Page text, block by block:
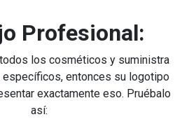
Profesional:
los cosméticos y suministra
entonces su logotipo
exactamente eso. Pruébalo
así: